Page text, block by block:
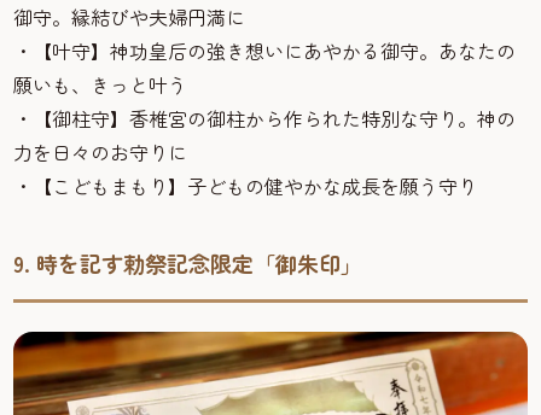
御守。縁結びや夫婦円満に
・【叶守】神功皇后の強き想いにあやかる御守。あなたの
願いも、きっと叶う
・【御柱守】香椎宮の御柱から作られた特別な守り。神の
力を日々のお守りに
・【こどもまもり】子どもの健やかな成長を願う守り
9. 時を記す勅祭記念限定「御朱印」